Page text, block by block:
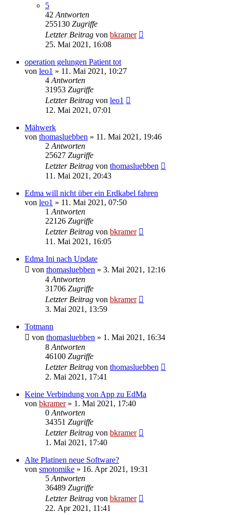
5
42 Antworten
255130 Zugriffe
Letzter Beitrag von bkramer
25. Mai 2021, 16:08
operation gelungen Patient tot
von leo1 » 11. Mai 2021, 10:27
4 Antworten
31953 Zugriffe
Letzter Beitrag von leo1
12. Mai 2021, 07:01
Mähwerk
von thomasluebben » 11. Mai 2021, 19:46
2 Antworten
25627 Zugriffe
Letzter Beitrag von thomasluebben
11. Mai 2021, 20:43
Edma will nicht über ein Erdkabel fahren
von leo1 » 11. Mai 2021, 07:50
1 Antworten
22126 Zugriffe
Letzter Beitrag von bkramer
11. Mai 2021, 16:05
Edma Ini nach Update
von thomasluebben » 3. Mai 2021, 12:16
4 Antworten
31706 Zugriffe
Letzter Beitrag von bkramer
3. Mai 2021, 13:59
Totmann
von thomasluebben » 1. Mai 2021, 16:34
8 Antworten
46100 Zugriffe
Letzter Beitrag von thomasluebben
2. Mai 2021, 17:41
Keine Verbindung von App zu EdMa
von bkramer» 1. Mai 2021, 17:40
0 Antworten
34351 Zugriffe
Letzter Beitrag von bkramer
1. Mai 2021, 17:40
Alte Platinen neue Software?
von smotomike » 16. Apr 2021, 19:31
5 Antworten
36489 Zugriffe
Letzter Beitrag von bkramer
22. Apr 2021, 11:41